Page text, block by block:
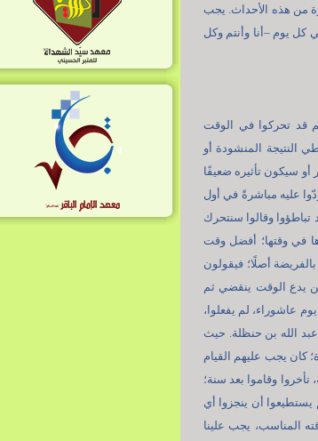
من هذه الأحداث. يجب
كل يوم –أنا وأنتم وكل
قد تحركوا في الوقت
النتيجة المنشودة أو
أو سيكون تأثيره ضعيفًا
عليه مباشرةً في أول
تباطؤوا وقالوا سنتحرك
في وقتها؛ أفضل وقت
أصلًا؛ فيقولون
يدع الوقت ينقضي ثم
عاشوراء، لم يفعلوا،
الله بن حنظلة. حيث
كان يجب عليهم القيام
وقاموا بعد سنة؛
يستطيعوا أن ينجزوا أي
المناسب، يجب علينا